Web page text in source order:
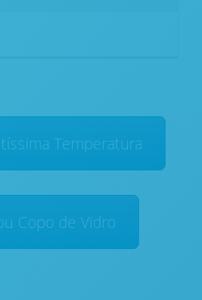
Temperatura
Copo de Vidro